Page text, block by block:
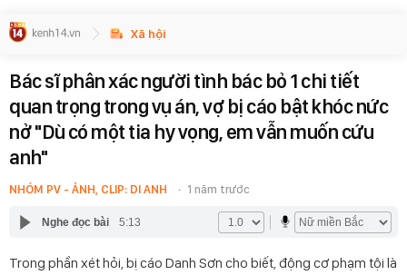
Xã hội
Bác sĩ phân xác người tình bác bỏ 1 chi tiết
quan trọng trong vụ án, vợ bị cáo bật khóc nức
nở "Dù có một tia hy vọng, em vẫn muốn cứu
anh"
NHÓM PV - ẢNH, CLIP: DI ANH 1 năm trước
Nghe đọc bài 5:13
Trong phần xét hỏi, bị cáo Danh Sơn cho biết, động cơ phạm tội là